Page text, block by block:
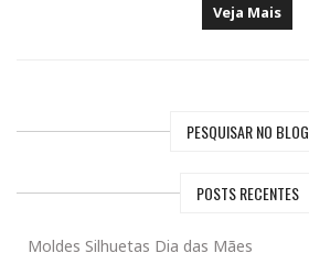
Veja Mais
PESQUISAR NO BLOG
POSTS RECENTES
Moldes Silhuetas Dia das Mães